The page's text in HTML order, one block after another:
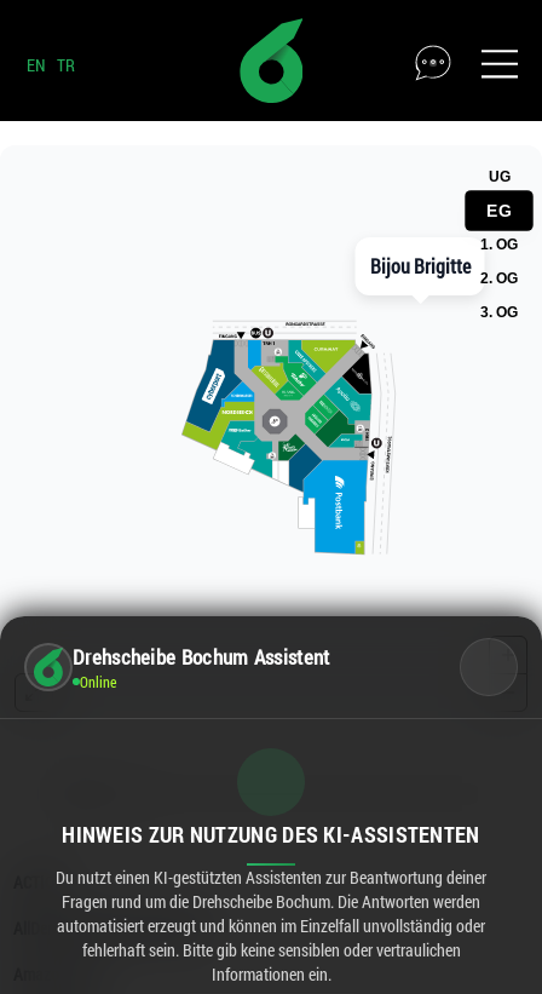
EN TR
Drehscheibe Bochum Assistent
Online
HINWEIS ZUR NUTZUNG DES KI-ASSISTENTEN
Du nutzt einen KI-gestützten Assistenten zur Beantwortung deiner
Fragen rund um die Drehscheibe Bochum. Die Antworten werden
automatisiert erzeugt und können im Einzelfall unvollständig oder
fehlerhaft sein. Bitte gib keine sensiblen oder vertraulichen
Informationen ein.